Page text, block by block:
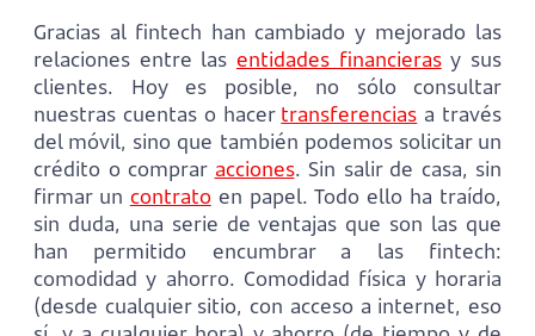
Gracias al fintech han cambiado y mejorado las
relaciones entre las entidades financierasy sus
clientes. Hoy es posible, no sólo consultar
nuestras cuentas o hacer transferencias a través
del móvil, sino que también podemos solicitar un
crédito o comprar acciones. Sin salir de casa, sin
firmar un contratoen papel. Todo ello ha traído,
sin duda, una serie de ventajas que son las que
han permitido encumbrar a las fintech:
comodidad y ahorro. Comodidad física y horaria
(desde cualquier sitio, con acceso a internet, eso